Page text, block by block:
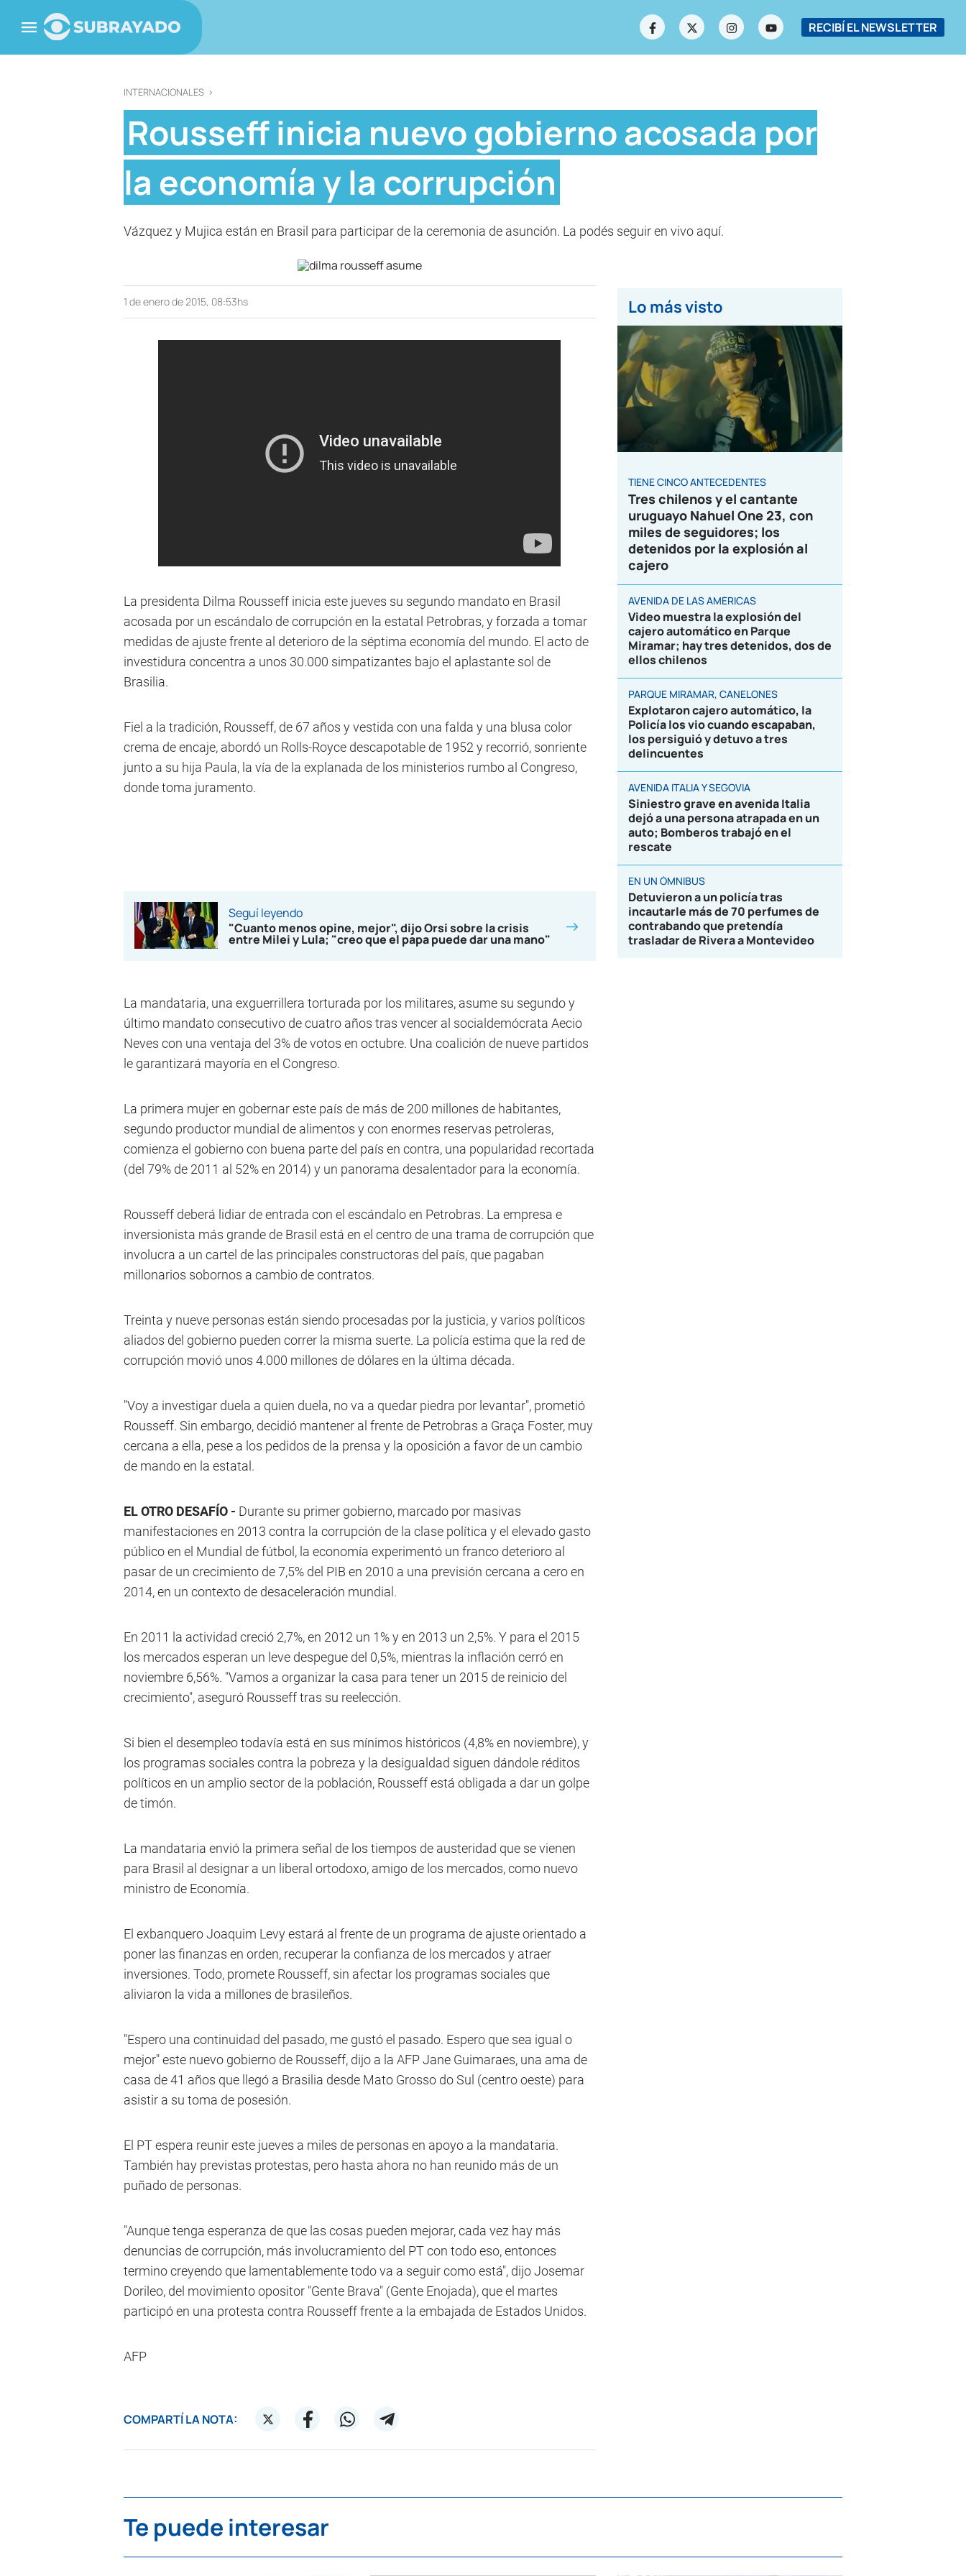
RECIBÍ EL NEWSLETTER
INTERNACIONALES >
Rousseff inicia nuevo gobierno acosada por
la economía y la corrupción
Vázquez y Mujica están en Brasil para participar de la ceremonia de asunción. La podés seguir en vivo aquí.
1 de enero de 2015, 08:53hs
La presidenta Dilma Rousseff inicia este jueves su segundo mandato en Brasil
acosada por un escándalo de corrupción en la estatal Petrobras, y forzada a tomar
medidas de ajuste frente al deterioro de la séptima economía del mundo. El acto de
investidura concentra a unos 30.000 simpatizantes bajo el aplastante sol de
Brasilia.
Fiel a la tradición, Rousseff, de 67 años y vestida con una falda y una blusa color
crema de encaje, abordó un Rolls-Royce descapotable de 1952 y recorrió, sonriente
junto a su hija Paula, la vía de la explanada de los ministerios rumbo al Congreso,
donde toma juramento.
Seguí leyendo
"Cuanto menos opine, mejor", dijo Orsi sobre la crisis
entre Milei y Lula; "creo que el papa puede dar una mano"
La mandataria, una exguerrillera torturada por los militares, asume su segundo y
último mandato consecutivo de cuatro años tras vencer al socialdemócrata Aecio
Neves con una ventaja del 3% de votos en octubre. Una coalición de nueve partidos
le garantizará mayoría en el Congreso.
La primera mujer en gobernar este país de más de 200 millones de habitantes,
segundo productor mundial de alimentos y con enormes reservas petroleras,
comienza el gobierno con buena parte del país en contra, una popularidad recortada
(del 79% de 2011 al 52% en 2014) y un panorama desalentador para la economía.
Rousseff deberá lidiar de entrada con el escándalo en Petrobras. La empresa e
inversionista más grande de Brasil está en el centro de una trama de corrupción que
involucra a un cartel de las principales constructoras del país, que pagaban
millonarios sobornos a cambio de contratos.
Treinta y nueve personas están siendo procesadas por la justicia, y varios políticos
aliados del gobierno pueden correr la misma suerte. La policía estima que la red de
corrupción movió unos 4.000 millones de dólares en la última década.
"Voy a investigar duela a quien duela, no va a quedar piedra por levantar", prometió
Rousseff. Sin embargo, decidió mantener al frente de Petrobras a Graça Foster, muy
cercana a ella, pese a los pedidos de la prensa y la oposición a favor de un cambio
de mando en la estatal.
EL OTRO DESAFÍO - Durante su primer gobierno, marcado por masivas
manifestaciones en 2013 contra la corrupción de la clase política y el elevado gasto
público en el Mundial de fútbol, la economía experimentó un franco deterioro al
pasar de un crecimiento de 7,5% del PIB en 2010 a una previsión cercana a cero en
2014, en un contexto de desaceleración mundial.
En 2011 la actividad creció 2,7%, en 2012 un 1% y en 2013 un 2,5%. Y para el 2015
los mercados esperan un leve despegue del 0,5%, mientras la inflación cerró en
noviembre 6,56%. "Vamos a organizar la casa para tener un 2015 de reinicio del
crecimiento", aseguró Rousseff tras su reelección.
Si bien el desempleo todavía está en sus mínimos históricos (4,8% en noviembre), y
los programas sociales contra la pobreza y la desigualdad siguen dándole réditos
políticos en un amplio sector de la población, Rousseff está obligada a dar un golpe
de timón.
La mandataria envió la primera señal de los tiempos de austeridad que se vienen
para Brasil al designar a un liberal ortodoxo, amigo de los mercados, como nuevo
ministro de Economía.
El exbanquero Joaquim Levy estará al frente de un programa de ajuste orientado a
poner las finanzas en orden, recuperar la confianza de los mercados y atraer
inversiones. Todo, promete Rousseff, sin afectar los programas sociales que
aliviaron la vida a millones de brasileños.
"Espero una continuidad del pasado, me gustó el pasado. Espero que sea igual o
mejor" este nuevo gobierno de Rousseff, dijo a la AFP Jane Guimaraes, una ama de
casa de 41 años que llegó a Brasilia desde Mato Grosso do Sul (centro oeste) para
asistir a su toma de posesión.
El PT espera reunir este jueves a miles de personas en apoyo a la mandataria.
También hay previstas protestas, pero hasta ahora no han reunido más de un
puñado de personas.
"Aunque tenga esperanza de que las cosas pueden mejorar, cada vez hay más
denuncias de corrupción, más involucramiento del PT con todo eso, entonces
termino creyendo que lamentablemente todo va a seguir como está", dijo Josemar
Dorileo, del movimiento opositor "Gente Brava" (Gente Enojada), que el martes
participó en una protesta contra Rousseff frente a la embajada de Estados Unidos.
AFP
COMPARTÍ LA NOTA:
Lo más visto
TIENE CINCO ANTECEDENTES
Tres chilenos y el cantante
uruguayo Nahuel One 23, con
miles de seguidores; los
detenidos por la explosión al
cajero
AVENIDA DE LAS AMÉRICAS
Video muestra la explosión del
cajero automático en Parque
Miramar; hay tres detenidos, dos de
ellos chilenos
PARQUE MIRAMAR, CANELONES
Explotaron cajero automático, la
Policía los vio cuando escapaban,
los persiguió y detuvo a tres
delincuentes
AVENIDA ITALIA Y SEGOVIA
Siniestro grave en avenida Italia
dejó a una persona atrapada en un
auto; Bomberos trabajó en el
rescate
EN UN ÓMNIBUS
Detuvieron a un policía tras
incautarle más de 70 perfumes de
contrabando que pretendía
trasladar de Rivera a Montevideo
Te puede interesar